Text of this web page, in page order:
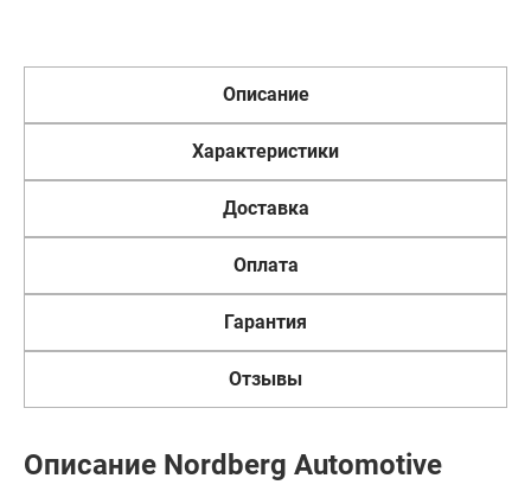
Описание
Характеристики
Доставка
Оплата
Гарантия
Отзывы
Описание Nordberg Automotive